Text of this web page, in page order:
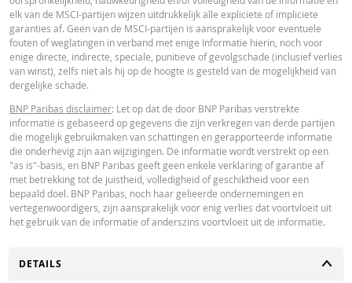
Paribas en gelden strikt per de vermelde datum. De koersen getoond door
calculator zijn indicatief en uitsluitend bestemd voor informatieve
Koersinformatie vormt geen uitnodiging of aanbod tot het kopen of
van effecten of andere financiële instrumenten. De informatie is uitsluitend
bestemd voor gebruik door de bedoelde ontvangers. Het is niet toegestaan
deze informatie geheel of gedeeltelijk te reproduceren, te verspreiden of te
kopiëren voor enig doel zonder voorafgaande uitdrukkelijke toestemming
BNP Paribas. Meer informatie is op verzoek verkrijgbaar bij BNP Paribas,;
contact op via 0900-6275387, +31-20-5501150 of markets@bnpparibas.com
elk van de MSCI-partijen wijzen uitdrukkelijk alle expliciete of impliciete
garanties af. Geen van de MSCI-partijen is aansprakelijk voor eventuele
fouten of weglatingen in verband met enige Informatie hierin, noch voor
enige directe, indirecte, speciale, punitieve of gevolgschade (inclusief verlies
van winst), zelfs niet als hij op de hoogte is gesteld van de mogelijkheid van
dergelijke schade.
BNP Paribas disclaimer: Let op dat de door BNP Paribas verstrekte
informatie is gebaseerd op gegevens die zijn verkregen van derde partijen
die mogelijk gebruikmaken van schattingen en gerapporteerde informatie
die onderhevig zijn aan wijzigingen. De informatie wordt verstrekt op een
"as is"-basis, en BNP Paribas geeft geen enkele verklaring of garantie af
met betrekking tot de juistheid, volledigheid of geschiktheid voor een
bepaald doel. BNP Paribas, noch haar gelieerde ondernemingen en
vertegenwoordigers, zijn aansprakelijk voor enig verlies dat voortvloeit uit
het gebruik van de informatie of anderszins voortvloeit uit de informatie.
TOGGLE
DETAILS